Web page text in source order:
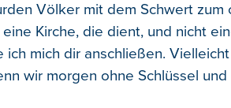
Völker mit dem Schwert zum
Kirche, die dient, und nicht
mich dir anschließen.
wir morgen ohne Schlüssel